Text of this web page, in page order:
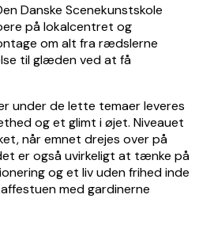
Danske Scenekunstskole
på lokalcentret og
om alt fra rædslerne
til glæden ved at få
under de lette temaer leveres
og et glimt i øjet. Niveauet
når emnet drejes over på
er også uvirkeligt at tænke på
og et liv uden frihed inde
med gardinerne